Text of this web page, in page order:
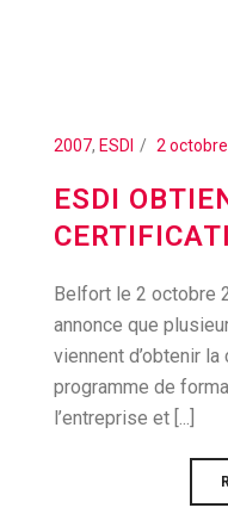
2007, ESDI 2
ESDI
Belfort le 2 octobre
annonce que
viennent d’obtenir
programme de
l’entreprise et [...]